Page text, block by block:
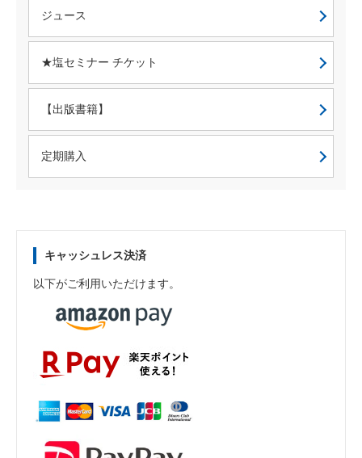
ジュース
★塩セミナー チケット
【出版書籍】
定期購入
キャッシュレス決済
以下がご利用いただけます。